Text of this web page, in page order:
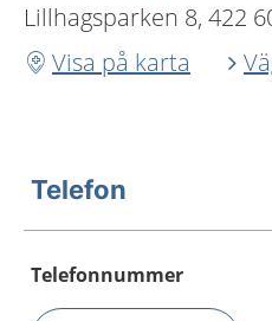
Lillhagsparken 8, 422
Visa på karta
Telefon
Telefonnummer